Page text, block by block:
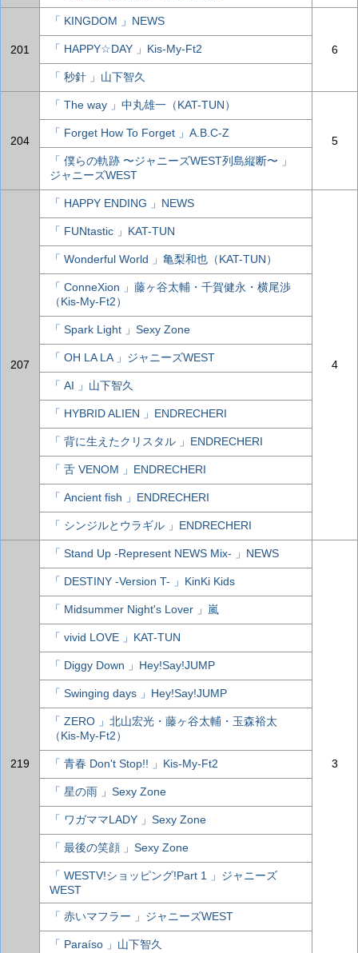
201
「 KINGDOM 」NEWS
6
「 HAPPY☆DAY 」Kis-My-Ft2
「 秒針 」山下智久
204
「 The way 」中丸雄一（KAT-TUN）
5
「 Forget How To Forget 」A.B.C-Z
「 僕らの軌跡 〜ジャニーズWEST列島縦断〜 」
ジャニーズWEST
207
「 HAPPY ENDING 」NEWS
4
「 FUNtastic 」KAT-TUN
「 Wonderful World 」亀梨和也（KAT-TUN）
「 ConneXion 」藤ヶ谷太輔・千賀健永・横尾渉
（Kis-My-Ft2）
「 Spark Light 」Sexy Zone
「 OH LA LA 」ジャニーズWEST
「 AI 」山下智久
「 HYBRID ALIEN 」ENDRECHERI
「 背に生えたクリスタル 」ENDRECHERI
「 舌 VENOM 」ENDRECHERI
「 Ancient fish 」ENDRECHERI
「 シンジルとウラギル 」ENDRECHERI
219
「 Stand Up -Represent NEWS Mix- 」NEWS
3
「 DESTINY -Version T- 」KinKi Kids
「 Midsummer Night's Lover 」嵐
「 vivid LOVE 」KAT-TUN
「 Diggy Down 」Hey!Say!JUMP
「 Swinging days 」Hey!Say!JUMP
「 ZERO 」北山宏光・藤ヶ谷太輔・玉森裕太
（Kis-My-Ft2）
「 青春 Don't Stop!! 」Kis-My-Ft2
「 星の雨 」Sexy Zone
「 ワガママLADY 」Sexy Zone
「 最後の笑顔 」Sexy Zone
「 WESTV!ショッピング!Part 1 」ジャニーズ
WEST
「 赤いマフラー 」ジャニーズWEST
「 Paraíso 」山下智久